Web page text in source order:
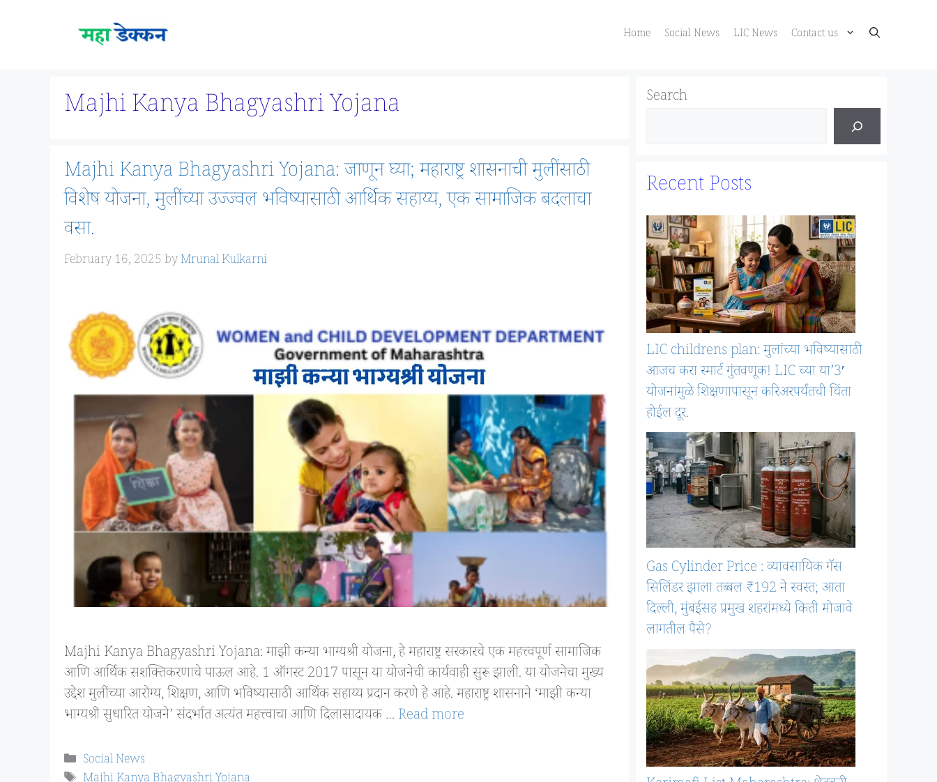
Home Social News LIC News Contact us
Majhi Kanya Bhagyashri Yojana
Majhi Kanya Bhagyashri Yojana: जाणून घ्या; महाराष्ट्र शासनाची मुलींसाठी
विशेष योजना, मुलींच्या उज्ज्वल भविष्यासाठी आर्थिक सहाय्य, एक सामाजिक बदलाचा
वसा.
February 16, 2025 byMrunal Kulkarni
Majhi Kanya Bhagyashri Yojana: माझी कन्या भाग्यश्री योजना, हे महाराष्ट्र सरकारचे एक महत्त्वपूर्ण सामाजिक
आणि आर्थिक सशक्तिकरणाचे पाऊल आहे. 1 ऑगस्ट 2017 पासून या योजनेची कार्यवाही सुरू झाली. या योजनेचा मुख्य
उद्देश मुलींच्या आरोग्य, शिक्षण, आणि भविष्यासाठी आर्थिक सहाय्य प्रदान करणे हे आहे. महाराष्ट्र शासनाने ‘माझी कन्या
भाग्यश्री सुधारित योजने’ संदर्भात अत्यंत महत्त्वाचा आणि दिलासादायक … Read more
Categories
Social News
Tags
Search
Recent Posts
LIC childrens plan: मुलांच्या भविष्यासाठी
आजच करा स्मार्ट गुंतवणूक! LIC च्या या’3′
योजनांमुळे शिक्षणापासून करिअरपर्यंतची चिंता
होईल दूर.
Gas Cylinder Price : व्यावसायिक गॅस
सिलिंडर झाला तब्बल ₹192 ने स्वस्त; आता
दिल्ली, मुंबईसह प्रमुख शहरांमध्ये किती मोजावे
लागतील पैसे?